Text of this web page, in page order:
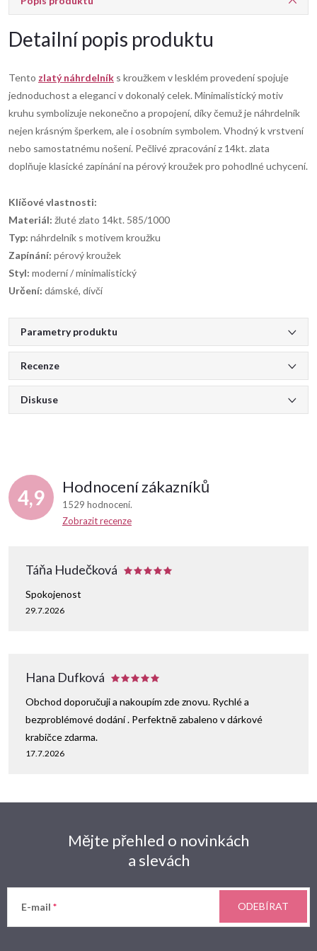
Detailní popis produktu
Tento zlatý náhrdelník s kroužkem v lesklém provedení spojuje
jednoduchost a eleganci v dokonalý celek. Minimalistický motiv
kruhu symbolizuje nekonečno a propojení, díky čemuž je náhrdelník
nejen krásným šperkem, ale i osobním symbolem. Vhodný k vrstvení
nebo samostatnému nošení. Pečlivé zpracování z 14kt. zlata
doplňuje klasické zapínání na pérový kroužek pro pohodlné uchycení.
Klíčové vlastnosti:
Materiál: žluté zlato 14kt. 585/1000
Typ: náhrdelník s motivem kroužku
Zapínání: pérový kroužek
Styl: moderní / minimalistický
Určení: dámské, dívčí
Parametry produktu
Recenze
Diskuse
4,9 Hodnocení zákazníků
1529 hodnocení
Zobrazit recenze
Táňa Hudečková
29.7.2026
Spokojenost
Hana Dufková
17.7.2026
Obchod doporučuji a nakoupím zde znovu. Rychlé a
bezproblémové dodání . Perfektně zabaleno v dárkové
krabičce zdarma.
Mějte přehled o novinkách
a slevách
E-mail ODEBÍRAT